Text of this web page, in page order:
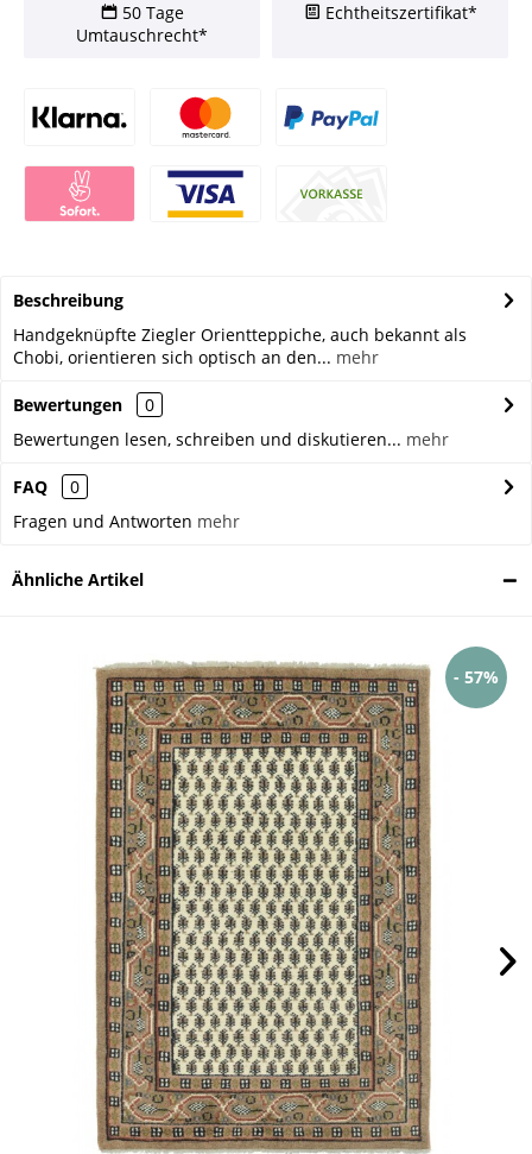
50 Tage
Umtauschrecht*
Echtheitszertifikat*
Beschreibung
Handgeknüpfte Ziegler Orientteppiche, auch bekannt als
Chobi, orientieren sich optisch an den... mehr
Bewertungen
0
Bewertungen lesen, schreiben und diskutieren... mehr
FAQ
0
Fragen und Antworten mehr
Ähnliche Artikel
- 57%